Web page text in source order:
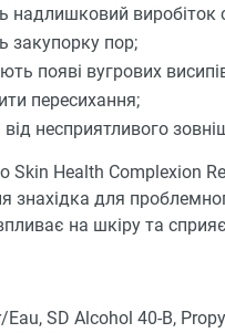
надлишковий виробіток
закупорку пор;
появі вугрових
пересихання;
несприятливого
Skin Health Complexion
знахідка для
на шкіру та
SD Alcohol 40-B,